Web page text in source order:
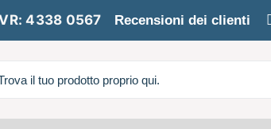
4338 0567 Recensioni dei clienti